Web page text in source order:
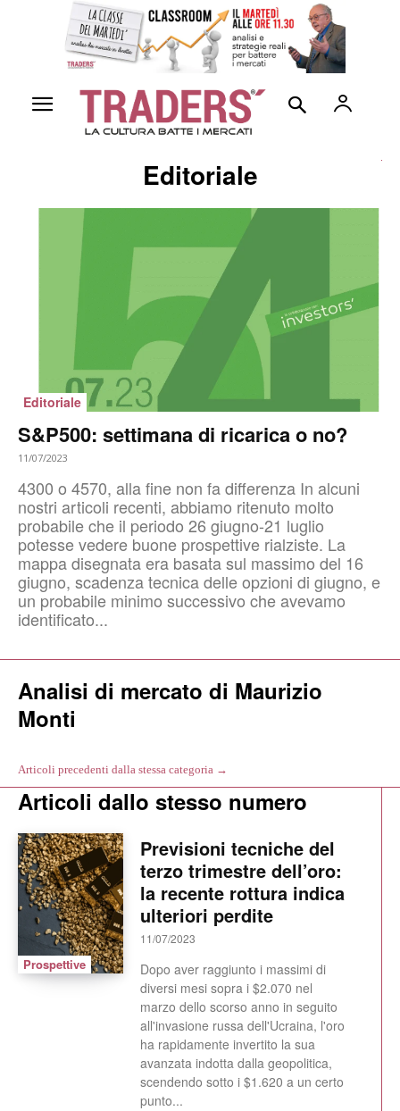
Editoriale
Editoriale
S&P500: settimana di ricarica o no?
11/07/2023
4300 o 4570, alla fine non fa differenza In alcuni
nostri articoli recenti, abbiamo ritenuto molto
probabile che il periodo 26 giugno-21 luglio
potesse vedere buone prospettive rialziste. La
mappa disegnata era basata sul massimo del 16
giugno, scadenza tecnica delle opzioni di giugno, e
un probabile minimo successivo che avevamo
identificato...
Analisi di mercato di Maurizio
Monti
Articoli precedenti dalla stessa categoria →
Articoli dallo stesso numero
Prospettive
Previsioni tecniche del
terzo trimestre dell’oro:
la recente rottura indica
ulteriori perdite
11/07/2023
Dopo aver raggiunto i massimi di
diversi mesi sopra i $2.070 nel
marzo dello scorso anno in seguito
all'invasione russa dell'Ucraina, l'oro
ha rapidamente invertito la sua
avanzata indotta dalla geopolitica,
scendendo sotto i $1.620 a un certo
punto...